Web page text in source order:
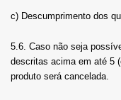
c) Descumprimento dos
5.6. Caso não seja
descritas acima em até 5
produto será cancelada.